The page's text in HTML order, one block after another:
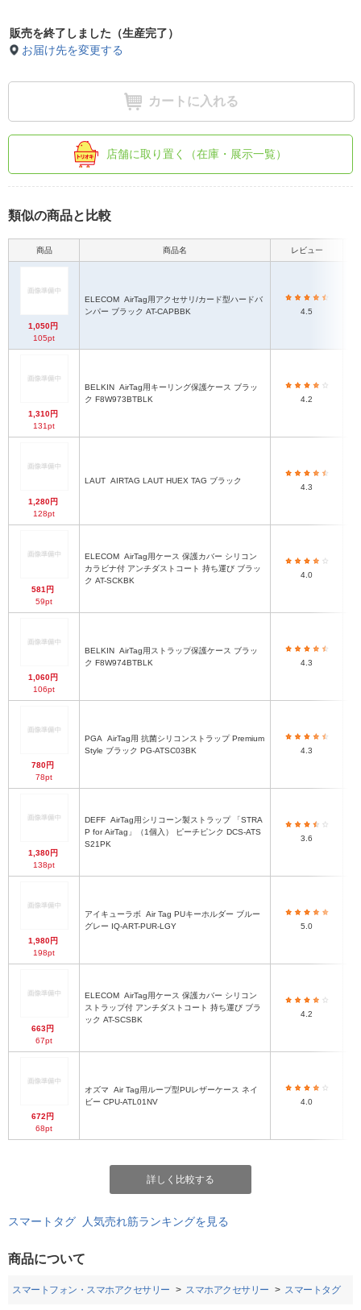
販売を終了しました（生産完了）
お届け先を変更する
カートに入れる
店舗に取り置く（在庫・展示一覧）
類似の商品と比較
商品 商品名 レビュー
1,050円
105pt
ELECOM
ンパー ブラック AT-CAPBBK
4.5
1,310円
131pt
BELKIN
ク F8W973BTBLK
4.2
1,280円
128pt
LAUT AIRTAG LAUT HUEX TAG ブラック
4.3
581円
59pt
ELECOM
カラビナ付 アンチダストコート 持ち運び ブラッ
ク AT-SCKBK
4.0
1,060円
106pt
BELKIN
ク F8W974BTBLK
4.3
780円
78pt
PGA
Style ブラック PG-ATSC03BK
4.3
1,380円
138pt
DEFF
P for AirTag」（1個入） ピーチピンク DCS-ATS
S21PK
3.6
1,980円
198pt
アイキューラボ
グレー IQ-ART-PUR-LGY
5.0
663円
67pt
ELECOM
ストラップ付 アンチダストコート 持ち運び ブラ
ック AT-SCSBK
4.2
672円
68pt
オズマ
ビー CPU-ATL01NV
4.0
詳しく比較する
スマートタグ 人気売れ筋ランキングを見る
商品について
スマートフォン・スマホアクセサリー スマホアクセサリー スマートタグ